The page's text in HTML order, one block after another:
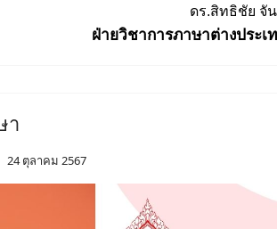
ดร.สิทธิชัย จั
ฝ่ายวิชาการภาษาต่างประ
า
24 ตุลาคม 2567